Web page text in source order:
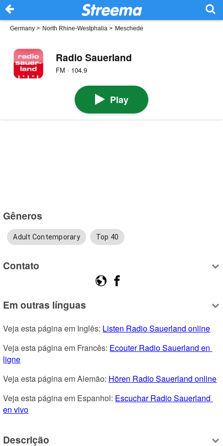
Germany > North Rhine-Westphalia > Meschede
Radio Sauerland
FM · 104.9
Play
Gêneros
Adult Contemporary Top 40
Contato
Em outras línguas
Veja esta página em Inglês: Listen Radio Sauerland online
Veja esta página em Francês: Ecouter Radio Sauerland en
ligne
Veja esta página em Alemão: Hören Radio Sauerland online
Veja esta página em Espanhol: Escuchar Radio Sauerland
en vivo
Descrição